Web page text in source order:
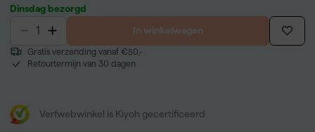
Dinsdag bezorgd
In winkelwagen
Gratis verzending vanaf €50,-
Retourtermijn van 30 dagen
Verfwebwinkel is Kiyoh gecertificeerd